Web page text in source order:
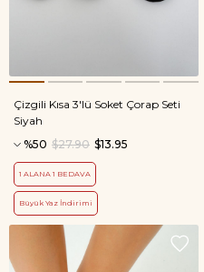
Çizgili Kısa 3'lü Soket Çorap Seti
Siyah
%50
$13.95
$27.90
1 ALANA 1 BEDAVA
Büyük Yaz İndirimi